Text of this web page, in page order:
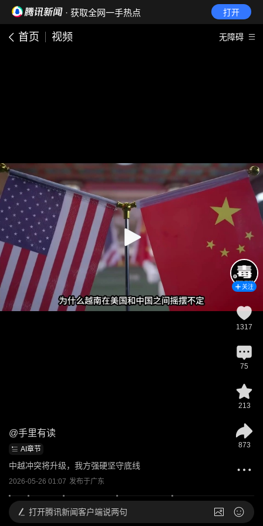
· 获取全网一手热点 打开
首页 视频 无障碍
@手里有读
AI章节
中越冲突将升级，我方强硬坚守底线
2026-05-26 01:07 发布于广东
关注
1317
75
213
873
打开腾讯新闻客户端说两句